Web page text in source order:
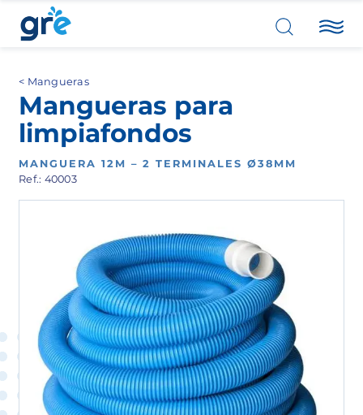
Mangueras
Mangueras para
limpiafondos
MANGUERA 12M – 2 TERMINALES Ø38MM
Ref.: 40003